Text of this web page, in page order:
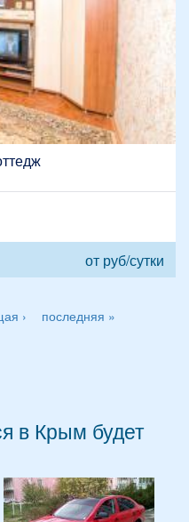
от руб/сутки
› последняя »
в Крым будет